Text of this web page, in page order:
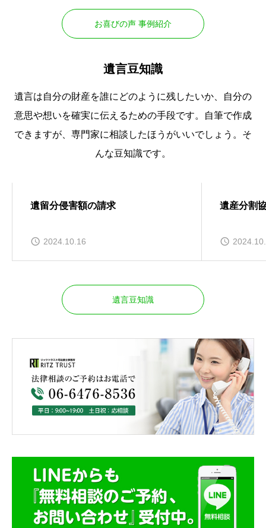
お喜びの声 事例紹介
遺言豆知識
遺言は自分の財産を誰にどのように残したいか、自分の
意思や想いを確実に伝えるための手段です。自筆で作成
できますが、専門家に相談したほうがいいでしょう。そ
んな豆知識です。
遺留分侵害額の請求
2024.10.16
遺産分割
遺言豆知識